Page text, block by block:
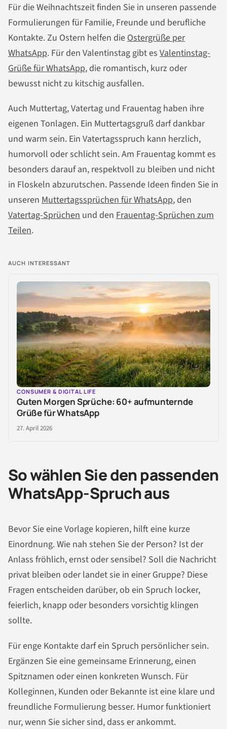
Für die Weihnachtszeit finden Sie in unseren passende
Formulierungen für Familie, Freunde und berufliche
Kontakte. Zu Ostern helfen die Ostergrüße per
WhatsApp. Für den Valentinstag gibt es Valentinstag-
Grüße für WhatsApp, die romantisch, kurz oder
bewusst nicht zu kitschig ausfallen.
Auch Muttertag, Vatertag und Frauentag haben ihre
eigenen Tonlagen. Ein Muttertagsgruß darf dankbar
und warm sein. Ein Vatertagsspruch kann herzlich,
humorvoll oder schlicht sein. Am Frauentag kommt es
besonders darauf an, respektvoll zu bleiben und nicht
in Floskeln abzurutschen. Passende Ideen finden Sie in
unseren Muttertagssprüchen für WhatsApp, den
Vatertag-Sprüchen und den Frauentag-Sprüchen zum
Teilen.
AUCH INTERESSANT
CONSUMER & DIGITAL LIFE
Guten Morgen Sprüche: 60+ aufmunternde
Grüße für WhatsApp
27. April 2026
So wählen Sie den passenden
WhatsApp-Spruch aus
Bevor Sie eine Vorlage kopieren, hilft eine kurze
Einordnung. Wie nah stehen Sie der Person? Ist der
Anlass fröhlich, ernst oder sensibel? Soll die Nachricht
privat bleiben oder landet sie in einer Gruppe? Diese
Fragen entscheiden darüber, ob ein Spruch locker,
feierlich, knapp oder besonders vorsichtig klingen
sollte.
Für enge Kontakte darf ein Spruch persönlicher sein.
Ergänzen Sie eine gemeinsame Erinnerung, einen
Spitznamen oder einen konkreten Wunsch. Für
Kolleginnen, Kunden oder Bekannte ist eine klare und
freundliche Formulierung besser. Humor funktioniert
nur, wenn Sie sicher sind, dass er ankommt.